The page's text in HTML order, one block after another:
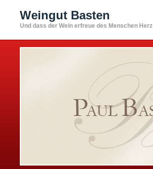
Weingut Basten
Und dass der Wein erfreue des Menschen Herz